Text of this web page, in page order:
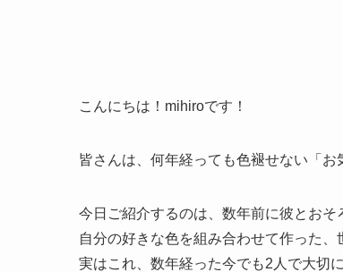
こんにちは！mihiroです！
皆さんは、何年経っても色褪せない「お
今日ご紹介するのは、数年前に彼とおそ
自分の好きな色を組み合わせて作った、
実はこれ、数年経った今でも2人で大切